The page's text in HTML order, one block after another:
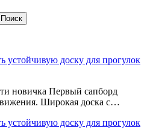
устойчивую доску для прогулок
новичка Первый сапборд
Широкая доска с…
устойчивую доску для прогулок